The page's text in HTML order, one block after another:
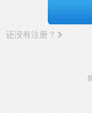
还没有注册？